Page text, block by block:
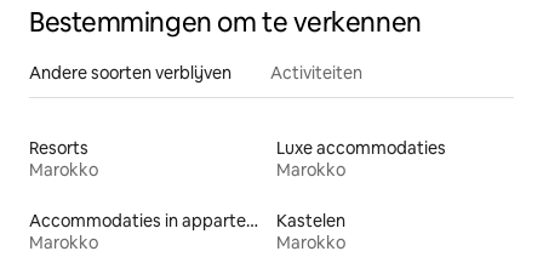
Bestemmingen om te verkennen
Andere soorten verblijven Activiteiten
Resorts
Marokko
Luxe accommodaties
Marokko
Accommodaties in appartementen met diensten
Marokko
Kastelen
Marokko